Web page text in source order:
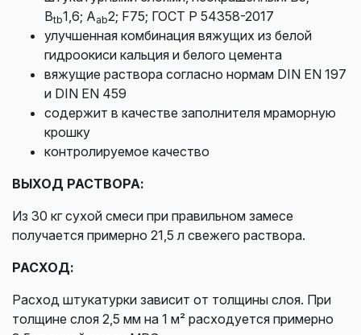
Btb1,6; Aab2; F75; ГОСТ Р 54358-2017
улучшенная комбинация вяжущих из белой
гидроокиси кальция и белого цемента
вяжущие раствора согласно нормам DIN EN 197
и DIN EN 459
содержит в качестве заполнителя мраморную
крошку
контролируемое качество
ВЫХОД РАСТВОРА:
Из 30 кг сухой смеси при правильном замесе
получается примерно 21,5 л свежего раствора.
РАСХОД:
Расход штукатурки зависит от толщины слоя. При
толщине слоя 2,5 мм на 1 м² расходуется примерно